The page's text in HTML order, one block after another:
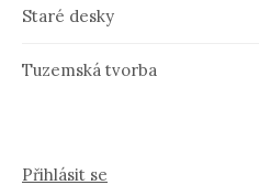
Staré desky
Tuzemská tvorba
Přihlásit se